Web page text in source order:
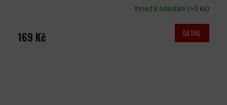
Ihned k odeslání (>5 ks)
169 Kč DETAIL